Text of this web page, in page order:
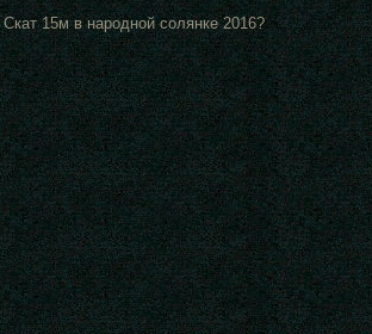
15м в народной солянке 2016?